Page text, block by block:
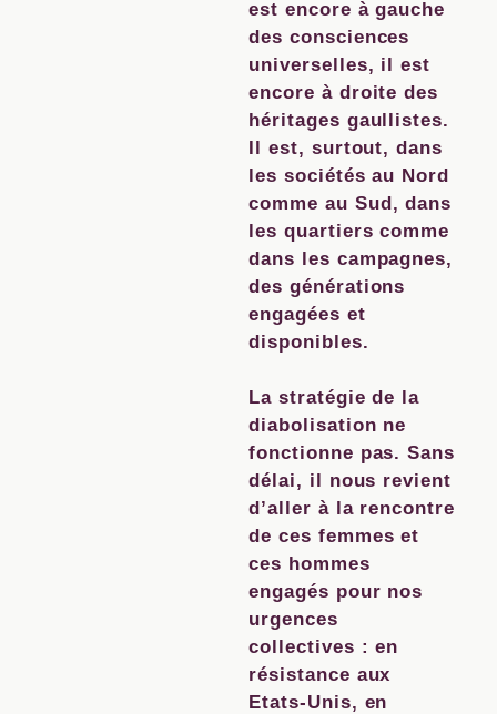
est encore à gauche
des consciences
universelles, il est
encore à droite des
héritages gaullistes.
Il est, surtout, dans
les sociétés au Nord
comme au Sud, dans
les quartiers comme
dans les campagnes,
des générations
engagées et
disponibles.
La stratégie de la
diabolisation ne
fonctionne pas. Sans
délai, il nous revient
d’aller à la rencontre
de ces femmes et
ces hommes
engagés pour nos
urgences
collectives : en
résistance aux
Etats-Unis, en